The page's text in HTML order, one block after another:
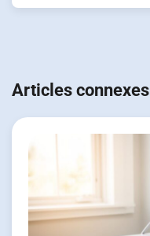
de
Articles connexes